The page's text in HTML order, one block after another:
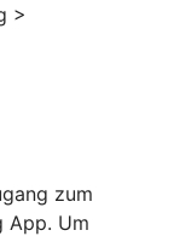
>
zum
App. Um